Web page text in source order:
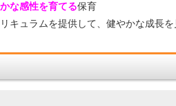
な感性を育てる保育
キュラムを提供して、健やかな成長を